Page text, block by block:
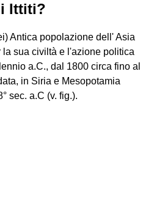
Ittiti?
Antica popolazione dell' Asia
la sua civiltà e l'azione politica
a.C., dal 1800 circa fino al
in Siria e Mesopotamia
sec. a.C (v. fig.).